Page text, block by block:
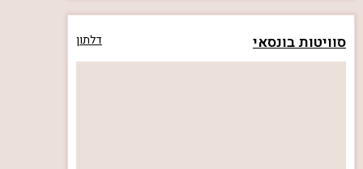
סוויטות בונסאי דלתון